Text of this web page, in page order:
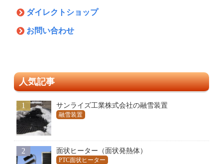
ダイレクトショップ
お問い合わせ
人気記事
1 サンライズ工業株式会社の融雪装置
融雪装置
2 面状ヒーター（面状発熱体）
PTC面状ヒーター